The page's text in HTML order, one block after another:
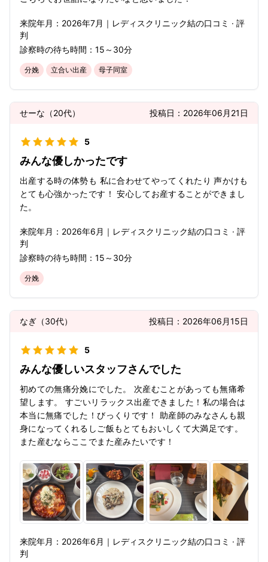
来院年月： 2026年7月 ｜ レディスクリニック結の口コミ · 評
判
診察時の待ち時間： 15～30分
分娩 立合い出産 母子同室
せーな （20代） 投稿日： 2026年06月21日
5
みんな優しかったです
出産する時の体勢も 私に合わせてやってくれたり 声かけも
とても心強かったです！ 安心してお産することができまし
た。
来院年月： 2026年6月 ｜ レディスクリニック結の口コミ · 評
判
診察時の待ち時間： 15～30分
分娩
なぎ （30代） 投稿日： 2026年06月15日
5
みんな優しいスタッフさんでした
初めての無痛分娩にでした。 次産むことがあっても無痛希
望します。 すごいリラックス出産できました！私の場合は
本当に無痛でした！びっくりです！ 助産師のみなさんも親
身になってくれるしご飯もとてもおいしくて大満足です。
また産むならここでまた産みたいです！
来院年月： 2026年6月 ｜ レディスクリニック結の口コミ · 評
判